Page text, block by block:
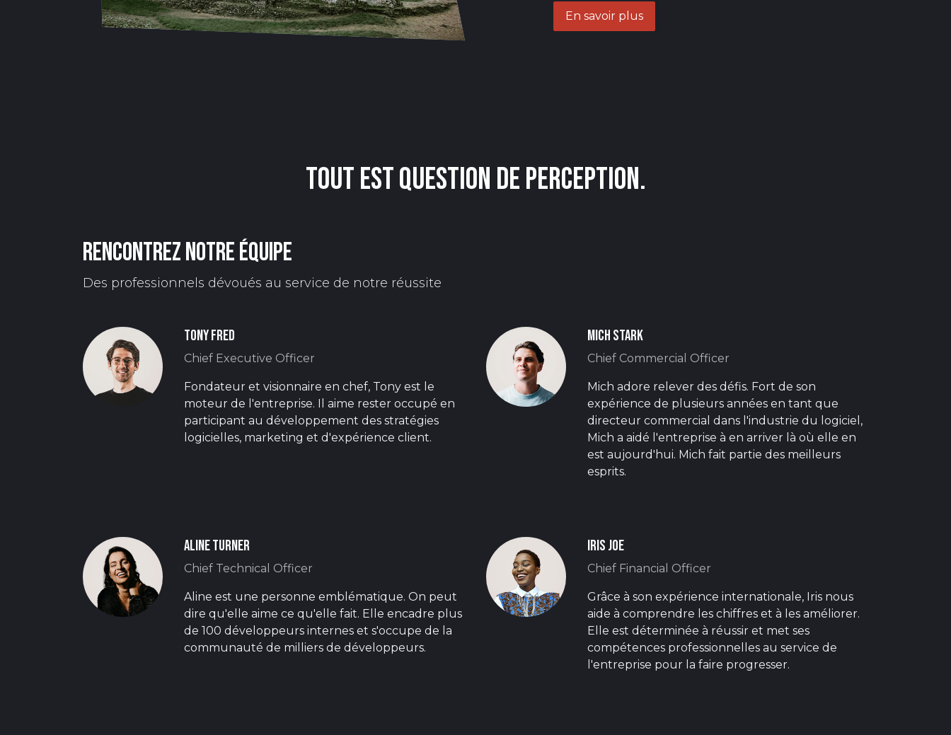
En savoir plus
Tout est question de perception.
Rencontrez notre équipe
Des professionnels dévoués au service de notre réussite
Tony Fred
Chief Executive Officer
Fondateur et visionnaire en chef, Tony est le
moteur de l'entreprise. Il aime rester occupé en
participant au développement des stratégies
logicielles, marketing et d'expérience client.
Mich Stark
Chief Commercial Officer
Mich adore relever des défis. Fort de son
expérience de plusieurs années en tant que
directeur commercial dans l'industrie du logiciel,
Mich a aidé l'entreprise à en arriver là où elle en
est aujourd'hui. Mich fait partie des meilleurs
esprits.
Aline Turner
Chief Technical Officer
Aline est une personne emblématique. On peut
dire qu'elle aime ce qu'elle fait. Elle encadre plus
de 100 développeurs internes et s'occupe de la
communauté de milliers de développeurs.
Iris Joe
Chief Financial Officer
Grâce à son expérience internationale, Iris nous
aide à comprendre les chiffres et à les améliorer.
Elle est déterminée à réussir et met ses
compétences professionnelles au service de
l'entreprise pour la faire progresser.